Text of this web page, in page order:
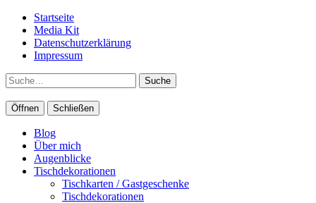
Startseite
Media Kit
Datenschutzerklärung
Impressum
Suche
Öffnen Schließen
Blog
Über mich
Augenblicke
Tischdekorationen
Tischkarten / Gastgeschenke
Tischdekorationen